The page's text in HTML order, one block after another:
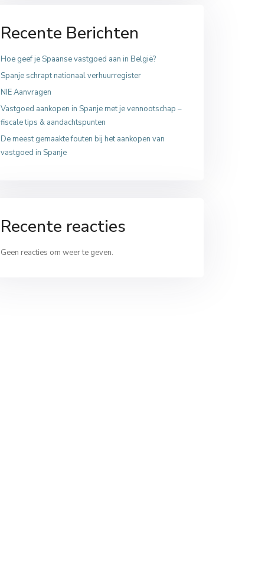
Recente Berichten
Hoe geef je Spaanse vastgoed aan in België?
Spanje schrapt nationaal verhuurregister
NIE Aanvragen
Vastgoed aankopen in Spanje met je vennootschap –
fiscale tips & aandachtspunten
De meest gemaakte fouten bij het aankopen van
vastgoed in Spanje
Recente reacties
Geen reacties om weer te geven.